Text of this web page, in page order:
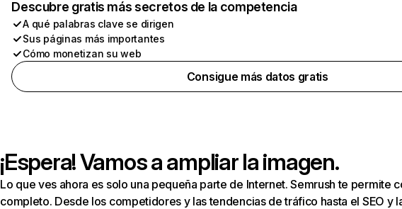
Descubre gratis más secretos de la competencia
A qué palabras clave se dirigen
Sus páginas más importantes
Cómo monetizan su web
Consigue más datos gratis
¡Espera! Vamos a ampliar la imagen.
Lo que ves ahora es solo una pequeña parte de Internet. Semrush te permite
completo. Desde los competidores y las tendencias de tráfico hasta el SEO y